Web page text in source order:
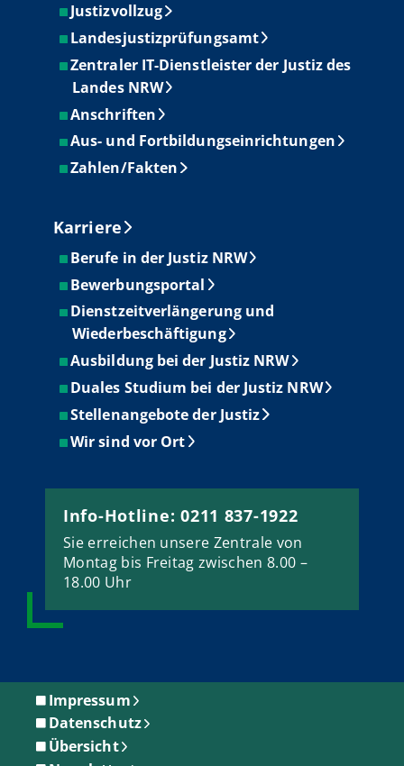
Justizvollzug
Landesjustizprüfungsamt
Zentraler IT-Dienstleister der Justiz des
Landes NRW
Anschriften
Aus- und Fortbildungseinrichtungen
Zahlen/Fakten
Karriere
Berufe in der Justiz NRW
Bewerbungsportal
Dienstzeitverlängerung und
Wiederbeschäftigung
Ausbildung bei der Justiz NRW
Duales Studium bei der Justiz NRW
Stellenangebote der Justiz
Wir sind vor Ort
Info-Hotline: 0211 837-1922
Sie erreichen unsere Zentrale von
Montag bis Freitag zwischen 8.00 –
18.00 Uhr
Impressum
Datenschutz
Übersicht